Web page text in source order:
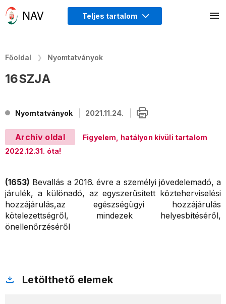
Teljes tartalom
Főoldal Nyomtatványok
16SZJA
Nyomtatványok 2021.11.24.
Archív oldal
Figyelem, hatályon kívüli tartalom
2022.12.31. óta!
(1653) Bevallás a 2016. évre a személyi jövedelemadó, a
járulék, a különadó, az egyszerűsített közteherviselési
hozzájárulás,az egészségügyi hozzájárulás
kötelezettségről, mindezek helyesbítéséről,
önellenőrzéséről
Letölthető elemek